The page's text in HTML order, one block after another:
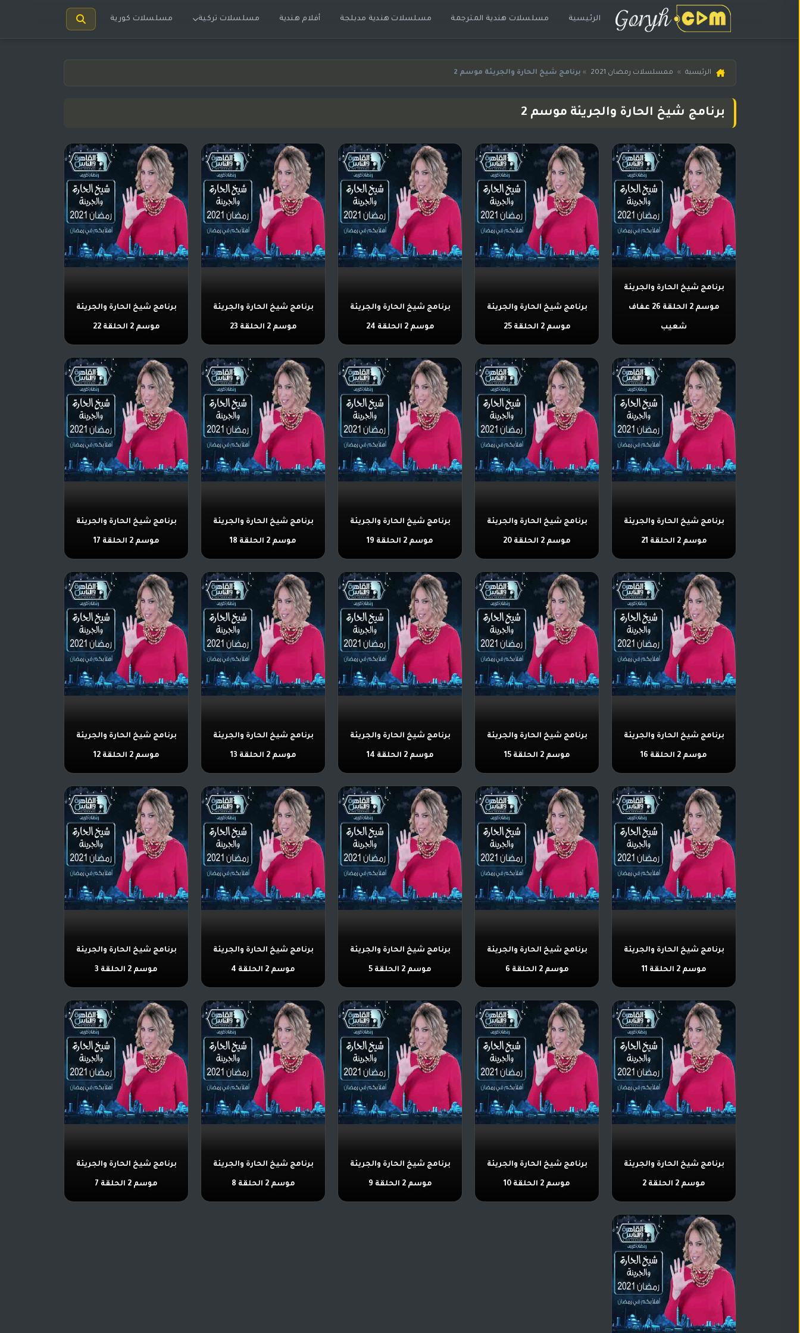
الرئيسية مسلسلات هندية المترجمة مسلسلات هندية مدبلجة أفلام هندية مسلسلات تركية مسلسلات كورية
الرئيسية » ممسلسلات رمضان 2021 » برنامج شيخ الحارة والجريئة موسم 2
برنامج شيخ الحارة والجريئة موسم 2
برنامج شيخ الحارة والجريئة
موسم 2 الحلقة 26 عفاف
شعيب
برنامج شيخ الحارة والجريئة
موسم 2 الحلقة 25
برنامج شيخ الحارة والجريئة
موسم 2 الحلقة 24
برنامج شيخ الحارة والجريئة
موسم 2 الحلقة 23
برنامج شيخ الحارة والجريئة
موسم 2 الحلقة 22
برنامج شيخ الحارة والجريئة
موسم 2 الحلقة 21
برنامج شيخ الحارة والجريئة
موسم 2 الحلقة 20
برنامج شيخ الحارة والجريئة
موسم 2 الحلقة 19
برنامج شيخ الحارة والجريئة
موسم 2 الحلقة 18
برنامج شيخ الحارة والجريئة
موسم 2 الحلقة 17
برنامج شيخ الحارة والجريئة
موسم 2 الحلقة 16
برنامج شيخ الحارة والجريئة
موسم 2 الحلقة 15
برنامج شيخ الحارة والجريئة
موسم 2 الحلقة 14
برنامج شيخ الحارة والجريئة
موسم 2 الحلقة 13
برنامج شيخ الحارة والجريئة
موسم 2 الحلقة 12
برنامج شيخ الحارة والجريئة
موسم 2 الحلقة 11
برنامج شيخ الحارة والجريئة
موسم 2 الحلقة 6
برنامج شيخ الحارة والجريئة
موسم 2 الحلقة 5
برنامج شيخ الحارة والجريئة
موسم 2 الحلقة 4
برنامج شيخ الحارة والجريئة
موسم 2 الحلقة 3
برنامج شيخ الحارة والجريئة
موسم 2 الحلقة 2
برنامج شيخ الحارة والجريئة
موسم 2 الحلقة 10
برنامج شيخ الحارة والجريئة
موسم 2 الحلقة 9
برنامج شيخ الحارة والجريئة
موسم 2 الحلقة 8
برنامج شيخ الحارة والجريئة
موسم 2 الحلقة 7